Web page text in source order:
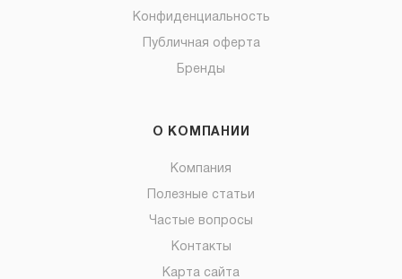
Конфиденциальность
Публичная оферта
Бренды
О КОМПАНИИ
Компания
Полезные статьи
Частые вопросы
Контакты
Карта сайта